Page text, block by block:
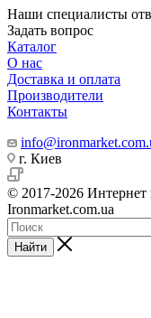
Наши специалисты
Задать вопрос
Каталог
О нас
Доставка и оплата
Производители
Контакты
г. Киев
© 2017-2026 Интернет
Ironmarket.com.ua
Найти